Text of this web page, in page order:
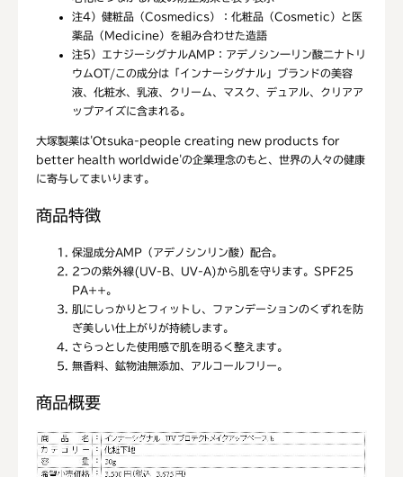
注4） 健粧品（Cosmedics）：化粧品（Cosmetic）と医
薬品（Medicine）を組み合わせた造語
注5） エナジーシグナルAMP：アデノシン一リン酸二ナトリ
ウムOT/この成分は「インナーシグナル」ブランドの美容
液、化粧水、乳液、クリーム、マスク、デュアル、クリアア
ップアイズに含まれる。
大塚製薬は'Otsuka-people creating new products for
better health worldwide'の企業理念のもと、世界の人々の健康
に寄与してまいります。
商品特徴
保湿成分AMP（アデノシンリン酸）配合。
2つの紫外線(UV-B、UV-A)から肌を守ります。SPF25
PA++。
肌にしっかりとフィットし、ファンデーションのくずれを防
ぎ美しい仕上がりが持続します。
さらっとした使用感で肌を明るく整えます。
無香料、鉱物油無添加、アルコールフリー。
商品概要